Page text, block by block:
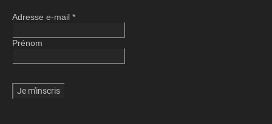
Adresse e-mail *
Prénom